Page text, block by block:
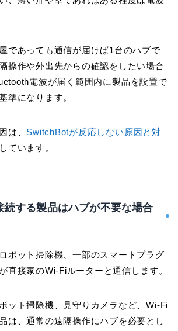
であっても通信が届けば1台のハブで
操作や外出先からの確認をしたい場合
電波が届く範囲内に製品を設置で
準になります。
は、 SwitchBotが反応しない原因と対
ています。
続する製品はハブが不要な場合
ボット掃除機、一部のスマートプラグ
直接家のWi-Fiルーターと通信します。
ット掃除機、見守りカメラなど、Wi-Fi
は、通常の遠隔操作にハブを必要とし